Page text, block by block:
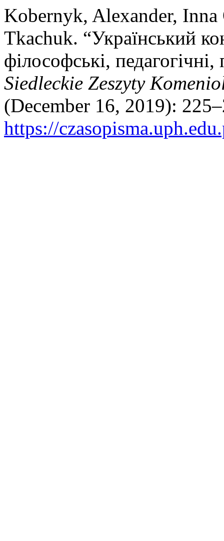
Kobernyk, Alexander, Inna
Tkachuk. “Український
філософські,
Siedleckie Zeszyty
(December 16, 2019):
https://